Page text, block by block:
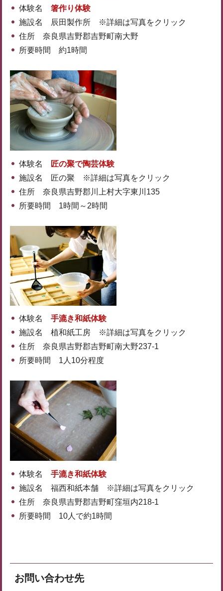
体験名 箸作り体験
施設名 辰田製作所 ※詳細は写真をクリック
住所 奈良県吉野郡吉野町南大野
所要時間 約1時間
体験名
匠の聚で陶芸体験
施設名 匠の聚 ※詳細は写真をクリック
住所 奈良県吉野郡川上村大字東川135
所要時間 1時間～2時間
体験名 手漉き和紙体験
施設名 植和紙工房 ※詳細は写真をクリック
住所 奈良県吉野郡吉野町南大野237-1
所要時間 1人10分程度
体験名 手漉き和紙体験
施設名 福西和紙本舗 ※詳細は写真をクリック
住所 奈良県吉野郡吉野町窪垣内218-1
所要時間 10人で約1時間
お問い合わせ先